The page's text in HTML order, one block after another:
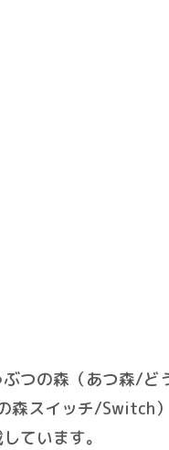
つの森（あつ森/ど
森スイッチ/Switch
ています。